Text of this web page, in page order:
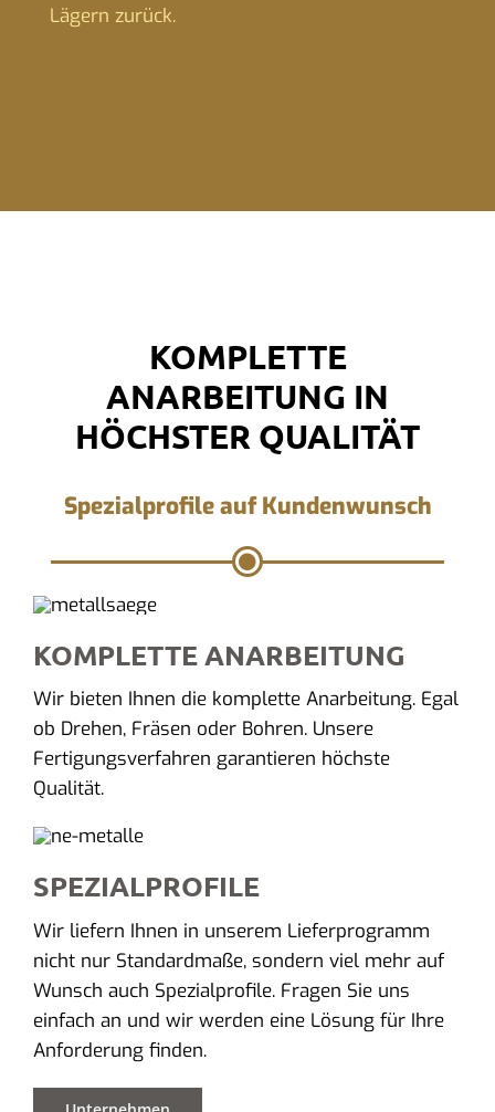
Lägern zurück.
KOMPLETTE
ANARBEITUNG IN
HÖCHSTER QUALITÄT
Spezialprofile auf Kundenwunsch
KOMPLETTE ANARBEITUNG
Wir bieten Ihnen die komplette Anarbeitung. Egal
ob Drehen, Fräsen oder Bohren. Unsere
Fertigungsverfahren garantieren höchste
Qualität.
SPEZIALPROFILE
Wir liefern Ihnen in unserem Lieferprogramm
nicht nur Standardmaße, sondern viel mehr auf
Wunsch auch Spezialprofile. Fragen Sie uns
einfach an und wir werden eine Lösung für Ihre
Anforderung finden.